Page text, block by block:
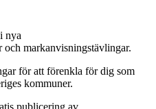
nya
markanvisningstävlingar.
för att förenkla för dig som
kommuner.